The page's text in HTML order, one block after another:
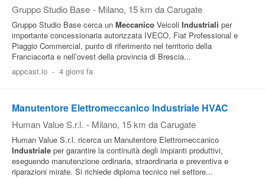
Gruppo Studio Base - Milano, 15 km da Carugate
Gruppo Studio Base cerca un Meccanico Veicoli Industriali per
importante concessionaria autorizzata IVECO, Fiat Professional e
Piaggio Commercial, punto di riferimento nel territorio della
Franciacorta e nell’ovest della provincia di Brescia...
appcast.io - 4 giorni fa
Manutentore Elettromeccanico Industriale HVAC
Human Value S.r.l. - Milano, 15 km da Carugate
Human Value S.r.l. ricerca un Manutentore Elettromeccanico
Industriale per garantire la continuità degli impianti produttivi,
eseguendo manutenzione ordinaria, straordinaria e preventiva e
riparazioni mirate. Si richiede diploma tecnico nel settore...